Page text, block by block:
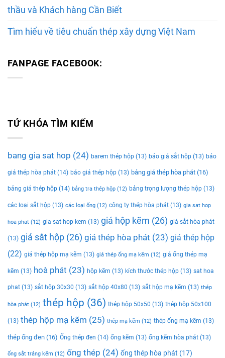
thầu và Khách hàng Cần Biết
Tìm hiểu về tiêu chuẩn thép xây dựng Việt Nam
FANPAGE FACEBOOK:
TỨ KHÓA TÌM KIẾM
bang gia sat hop (24) barem thép hộp (13) báo giá sắt hộp (13) báo
giá thép hòa phát (14) báo giá thép hộp (13) bảng giá thép hòa phát (16)
bảng giá thép hộp (14) bảng tra thép hộp (12) bảng trọng lượng thép hộp (13)
các loại sắt hộp (13) các loại ống (12) công ty thép hòa phát (13) gia sat hop
hoa phat (12) gia sat hop kem (13) giá hộp kẽm (26) giá sắt hòa phát
(13) giá sắt hộp (26) giá thép hòa phát (23) giá thép hộp
(22) giá thép hộp mạ kẽm (13) giá thép ống mạ kẽm (12) giá ống thép mạ
kẽm (13) hoà phát (23) hộp kẽm (13) kích thước thép hộp (13) sat hoa
phat (13) sắt hộp 30x30 (13) sắt hộp 40x80 (13) sắt hộp mạ kẽm (13) thép
hòa phát (12) thép hộp (36) thép hộp 50x50 (13) thép hộp 50x100
(13) thép hộp mạ kẽm (25) thép mạ kẽm (12) thép ống mạ kẽm (13)
thép ống đen (16) Ống thép đen (14) ống kẽm (13) ống kẽm hòa phát (13)
ống sắt tráng kẽm (12) ống thép (24) ống thép hòa phát (17)